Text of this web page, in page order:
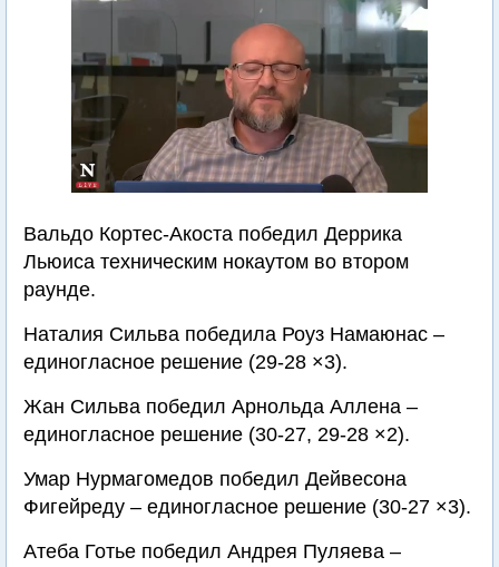
Вальдо Кортес-Акоста победил Деррика
Льюиса техническим нокаутом во втором
раунде.
Наталия Сильва победила Роуз Намаюнас –
единогласное решение (29-28 ×3).
Жан Сильва победил Арнольда Аллена –
единогласное решение (30-27, 29-28 ×2).
Умар Нурмагомедов победил Дейвесона
Фигейреду – единогласное решение (30-27 ×3).
Атеба Готье победил Андрея Пуляева –